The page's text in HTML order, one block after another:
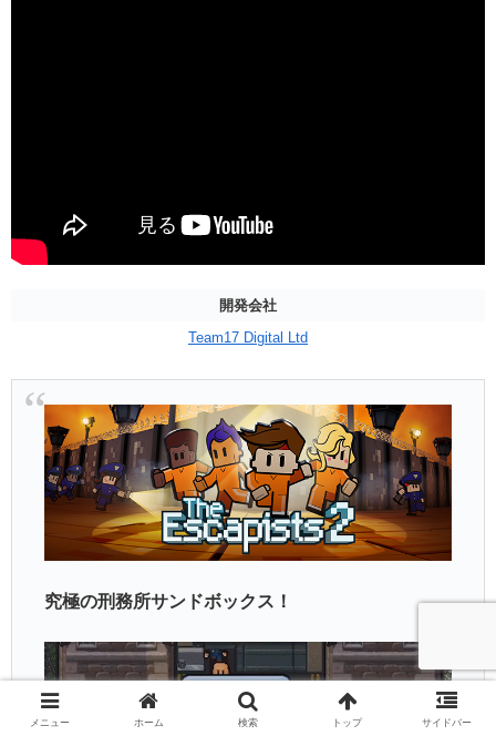
開発会社
Team17 Digital Ltd
究極の刑務所サンドボックス！
メニュー ホーム 検索 トップ サイドバー